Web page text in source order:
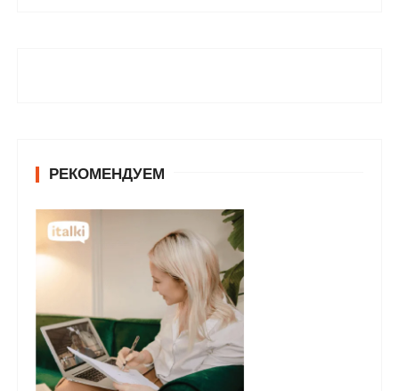
РЕКОМЕНДУЕМ